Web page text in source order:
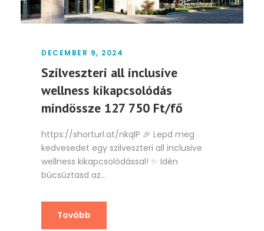
DECEMBER 9, 2024
Szilveszteri all inclusive
wellness kikapcsolódás
mindössze 127 750 Ft/fő
https://shorturl.at/nkqlP 🎉 Lepd meg
kedvesedet egy szilveszteri all inclusive
wellness kikapcsolódással! ✨ Idén
búcsúztasd az...
Tovább